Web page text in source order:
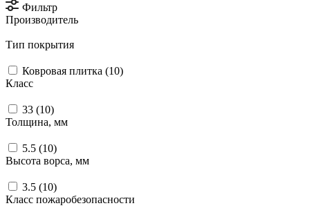
Фильтр
Производитель
Тип покрытия
Ковровая плитка (10)
Класс
33 (10)
Толщина, мм
5.5 (10)
Высота ворса, мм
3.5 (10)
Класс пожаробезопасности